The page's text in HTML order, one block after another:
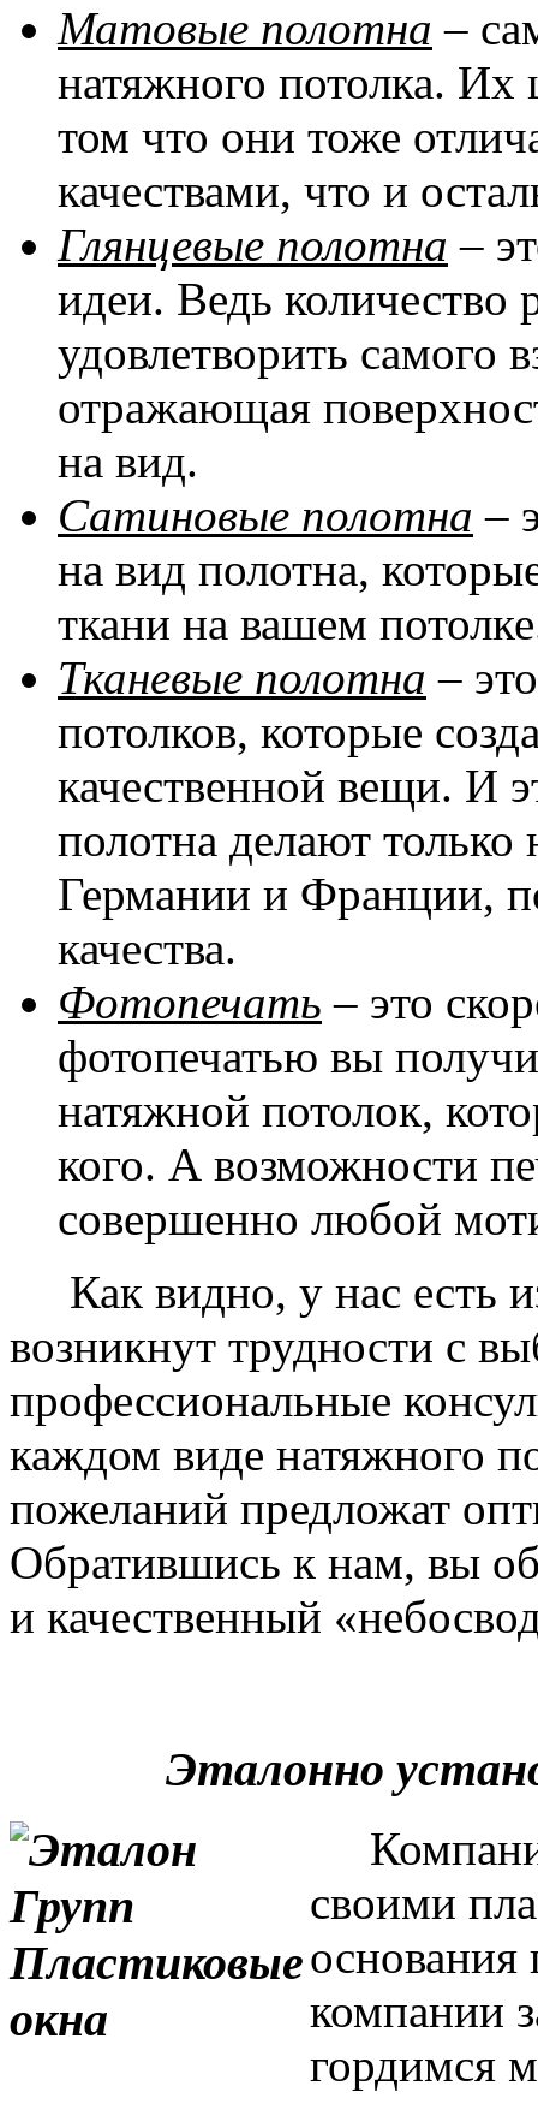
Матовые полотна –
натяжного потолка. Их
том что они тоже
качествами, что и
Глянцевые полотна –
идеи. Ведь количество
удовлетворить самого
отражающая
на вид.
Сатиновые полотна –
на вид полотна,
ткани на вашем
Тканевые полотна –
потолков, которые
качественной вещи. И
полотна делают
Германии и Франции,
качества.
Фотопечать – это
фотопечатью вы
натяжной потолок,
кого. А возможности
совершенно любой
Как видно, у нас есть
возникнут трудности с
профессиональные
каждом виде натяжного
пожеланий предложат
Обратившись к нам, вы
и качественный
Эталонно
своими
основания
компании
гордимся